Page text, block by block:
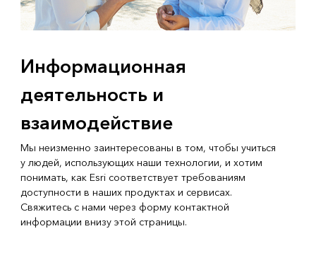
Информационная
деятельность и
взаимодействие
Мы неизменно заинтересованы в том, чтобы учиться
у людей, использующих наши технологии, и хотим
понимать, как Esri соответствует требованиям
доступности в наших продуктах и сервисах.
Свяжитесь с нами через форму контактной
информации внизу этой страницы.